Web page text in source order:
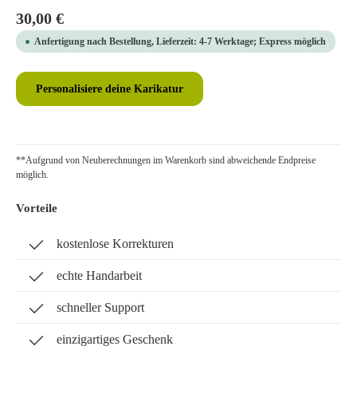
Regulärer Preis:
30,00 €
Anfertigung nach Bestellung, Lieferzeit: 4-7 Werktage; Express möglich
Personalisiere deine Karikatur
**Aufgrund von Neuberechnungen im Warenkorb sind abweichende Endpreise
möglich.
Vorteile
kostenlose Korrekturen
echte Handarbeit
schneller Support
einzigartiges Geschenk